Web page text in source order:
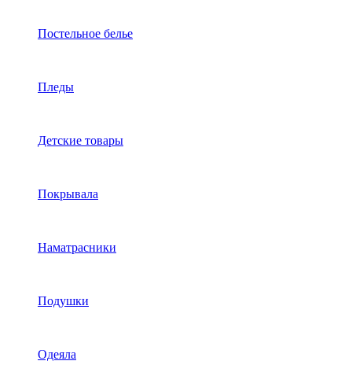
Постельное белье
Пледы
Детские товары
Покрывала
Наматрасники
Подушки
Одеяла